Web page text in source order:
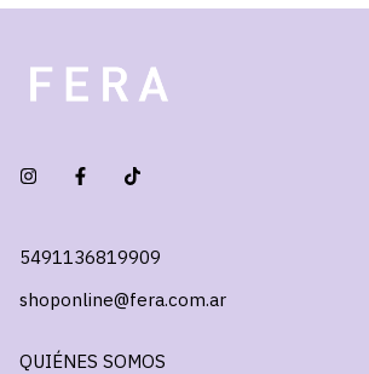
5491136819909
shoponline@fera.com.ar
QUIÉNES SOMOS